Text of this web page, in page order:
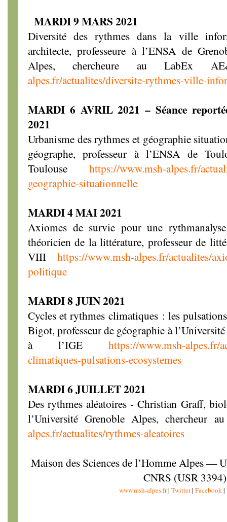
MARDI 9 MARS 2021
Diversité des rythmes dans la ville
architecte, professeure à l’ENSA de
Alpes, chercheure au LabEx
alpes.fr/actualites/diversite-rythmes-ville-
MARDI 6 AVRIL 2021 – Séance
2021
Urbanisme des rythmes et géographie
géographe, professeur à l’ENSA de
Toulouse https://www.msh-alpes.fr/
geographie-situationnelle
MARDI 4 MAI 2021
Axiomes de survie pour une
théoricien de la littérature, professeur de
VIII https://www.msh-alpes.fr/actualites/
politique
MARDI 8 JUIN 2021
Cycles et rythmes climatiques : les
Bigot, professeur de géographie à
à l’IGE https://www.msh-alpes.fr/
climatiques-pulsations-ecosystemes
MARDI 6 JUILLET 2021
Des rythmes aléatoires - Christian Graff,
l’Université Grenoble Alpes, chercheur
alpes.fr/actualites/rythmes-aleatoires
Maison des Sciences de l’Homme Alpes —
CNRS (USR 3394)
www.msh-alpes.fr| Twitter| Facebook|